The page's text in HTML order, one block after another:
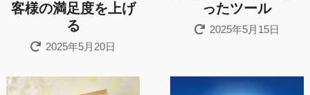
客様の満足度を上げ
る
2025年5月20日
ったツール
2025年5月15日